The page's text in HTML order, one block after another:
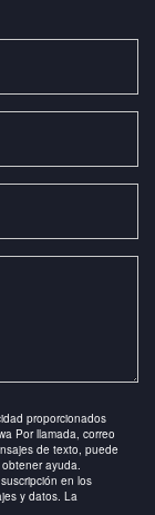
proporcionados
Por llamada, correo
de texto, puede
ayuda.
en los
y datos. La